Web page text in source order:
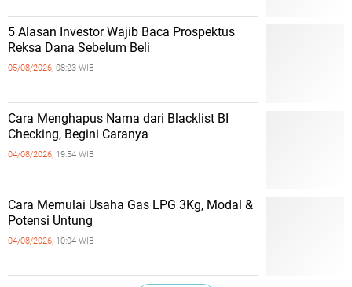
5 Alasan Investor Wajib Baca Prospektus
Reksa Dana Sebelum Beli
05/08/2026, 08:23 WIB
Cara Menghapus Nama dari Blacklist BI
Checking, Begini Caranya
04/08/2026, 19:54 WIB
Cara Memulai Usaha Gas LPG 3Kg, Modal &
Potensi Untung
04/08/2026, 10:04 WIB